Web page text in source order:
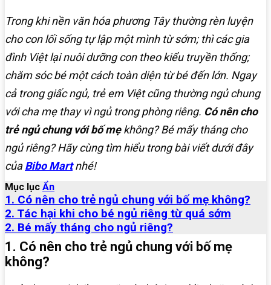
Trong khi nền văn hóa phương Tây thường rèn luyện
cho con lối sống tự lập một mình từ sớm; thì các gia
đình Việt lại nuôi dưỡng con theo kiểu truyền thống;
chăm sóc bé một cách toàn diện từ bé đến lớn. Ngay
cả trong giấc ngủ, trẻ em Việt cũng thường ngủ chung
với cha mẹ thay vì ngủ trong phòng riêng. Có nên cho
trẻ ngủ chung với bố mẹkhông? Bé mấy tháng cho
ngủ riêng? Hãy cùng tìm hiểu trong bài viết dưới đây
củaBibo Martnhé!
Mục lục Ẩn
1. Có nên cho trẻ ngủ chung với bố mẹ không?
2. Tác hại khi cho bé ngủ riêng từ quá sớm
2. Bé mấy tháng cho ngủ riêng?
1. Có nên cho trẻ ngủ chung với bố mẹ
không?